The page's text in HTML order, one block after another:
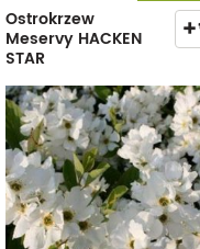
Ostrokrzew
Meservy HACKEN
STAR